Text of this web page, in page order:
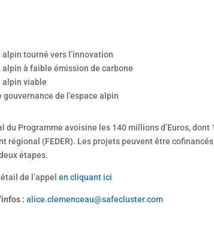
alpin tourné vers l’innovation
alpin à faible émission de carbone
alpin viable
gouvernance de l’espace alpin
du Programme avoisine les 140 millions d’Euros,
régional (FEDER). Les projets peuvent être
étapes.
de l’appel en cliquant ici
: alice.clemenceau@safecluster.com